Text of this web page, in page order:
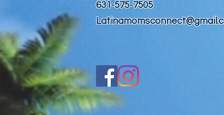
631-575-7505